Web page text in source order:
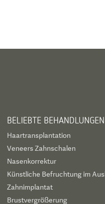
BELIEBTE BEHANDLUNGEN
Haartransplantation
Veneers Zahnschalen
Nasenkorrektur
Künstliche Befruchtung im
Zahnimplantat
Brustvergrößerung